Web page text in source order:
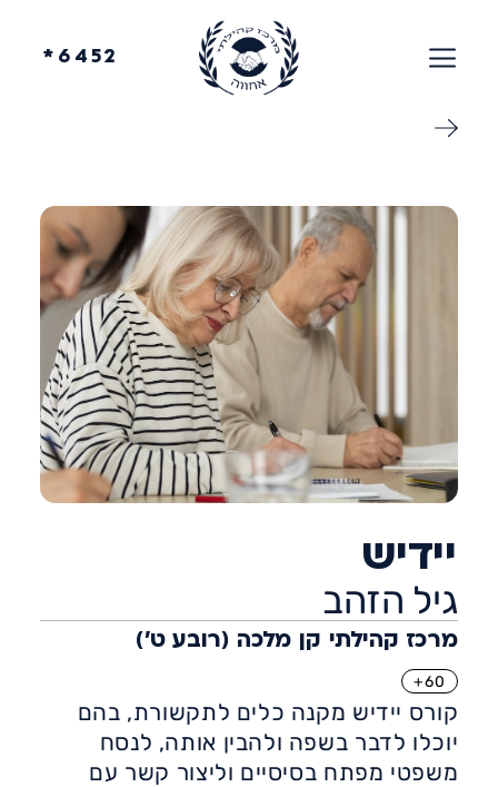
6452*
יידיש
גיל הזהב
מרכז קהילתי קן מלכה (רובע ט')
60+
קורס יידיש מקנה כלים לתקשורת, בהם
יוכלו לדבר בשפה ולהבין אותה, לנסח
משפטי מפתח בסיסיים וליצור קשר עם